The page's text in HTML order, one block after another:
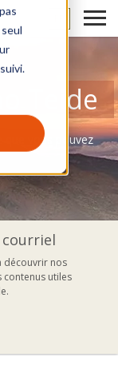
Teide
vous pouvez
découvrir nos
contenus utiles